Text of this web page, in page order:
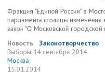
Фракция "Единой России" в
парламента столицы
закон "О Московской городской
Новость
Законотворчество
Выборы 14 сентября 2014
Москва
15.01.2014